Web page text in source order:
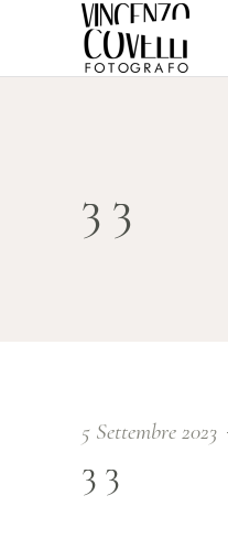
33
5 Settembre 2023
33